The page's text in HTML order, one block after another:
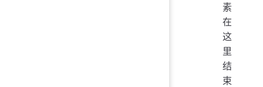
素
在
这
里
结
束